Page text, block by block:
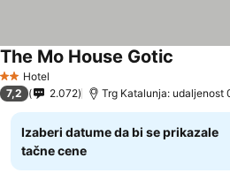
2 Zvezdice
Hotel
The Mo House Gotic
7,2 2.072 Trg Katalunja: udaljenost
Izaberi datume da bi se prikazale
tačne cene